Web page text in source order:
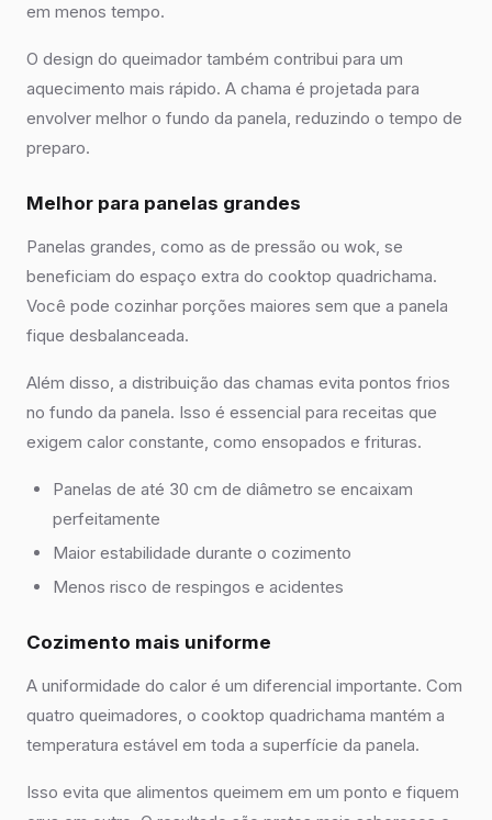
em menos tempo.
O design do queimador também contribui para um
aquecimento mais rápido. A chama é projetada para
envolver melhor o fundo da panela, reduzindo o tempo de
preparo.
Melhor para panelas grandes
Panelas grandes, como as de pressão ou wok, se
beneficiam do espaço extra do cooktop quadrichama.
Você pode cozinhar porções maiores sem que a panela
fique desbalanceada.
Além disso, a distribuição das chamas evita pontos frios
no fundo da panela. Isso é essencial para receitas que
exigem calor constante, como ensopados e frituras.
Panelas de até 30 cm de diâmetro se encaixam
perfeitamente
Maior estabilidade durante o cozimento
Menos risco de respingos e acidentes
Cozimento mais uniforme
A uniformidade do calor é um diferencial importante. Com
quatro queimadores, o cooktop quadrichama mantém a
temperatura estável em toda a superfície da panela.
Isso evita que alimentos queimem em um ponto e fiquem